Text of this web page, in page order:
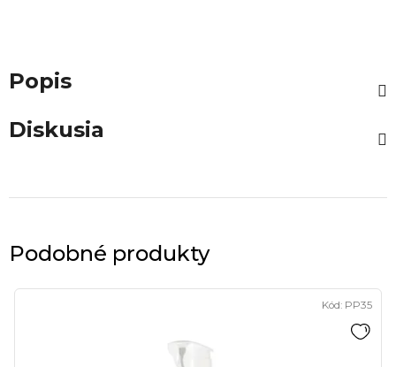
Popis
Diskusia
Podobné produkty
Kód: PP35